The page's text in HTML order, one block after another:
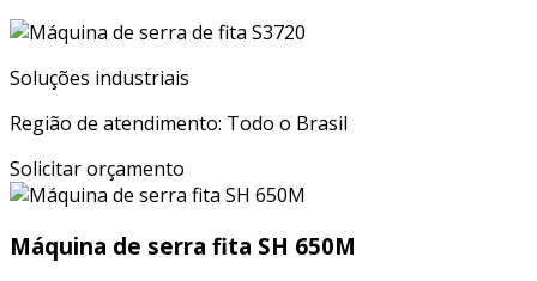
Soluções industriais
Região de atendimento: Todo o Brasil
Solicitar orçamento
Máquina de serra fita SH 650M